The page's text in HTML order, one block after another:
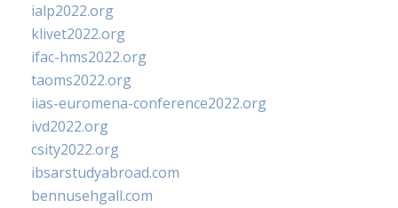
ialp2022.org
klivet2022.org
ifac-hms2022.org
taoms2022.org
iias-euromena-conference2022.org
ivd2022.org
csity2022.org
ibsarstudyabroad.com
bennusehgall.com